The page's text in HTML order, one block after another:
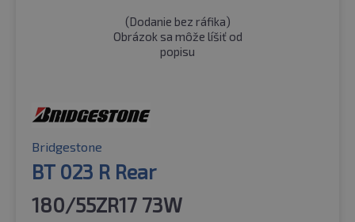
(Dodanie bez ráfika)
Obrázok sa môže líšiť od
popisu
Bridgestone
BT 023 R Rear
180/55ZR17 73W